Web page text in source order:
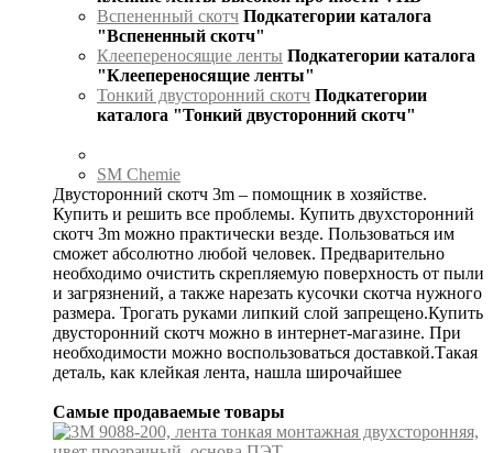
Вспененный скотч Подкатегории каталога
"Вспененный скотч"
Клеепереносящие ленты Подкатегории каталога
"Клеепереносящие ленты"
Тонкий двусторонний скотч Подкатегории
каталога "Тонкий двусторонний скотч"
SM Chemie
Двусторонний скотч 3m – помощник в хозяйстве.
Купить и решить все проблемы. Купить двухсторонний
скотч 3m можно практически везде. Пользоваться им
сможет абсолютно любой человек. Предварительно
необходимо очистить скрепляемую поверхность от пыли
и загрязнений, а также нарезать кусочки скотча нужного
размера. Трогать руками липкий слой запрещено.Купить
двусторонний скотч можно в интернет-магазине. При
необходимости можно воспользоваться доставкой.Такая
деталь, как клейкая лента, нашла широчайшее
Самые продаваемые товары